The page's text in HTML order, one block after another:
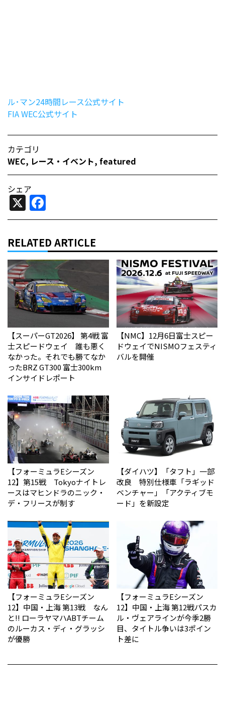
ル･マン24時間レース公式サイト
FIA WEC公式サイト
カテゴリ
WEC, レース・イベント, featured
シェア
X
RELATED ARTICLE
【スーパーGT2026】 第4戦 富
士スピードウェイ 誰も悪く
なかった。それでも勝てなか
った――BRZ GT300 富士300km
インサイドレポート
【NMC】12月6日富士スピー
ドウェイでNISMOフェスティ
バルを開催
【フォーミュラEシーズン
12】第15戦 Tokyoナイトレ
ースはマヒンドラのニック・
デ・フリースが制す
【ダイハツ】「タフト」一部
改良 特別仕様車「ラギッド
ベンチャー」「アクティブモ
ード」を新設定
【フォーミュラEシーズン
12】中国・上海 第13戦 なん
と!! ローラヤマハABTチーム
のルーカス・ディ・グラッシ
が優勝
【フォーミュラEシーズン
12】中国・上海 第12戦パスカ
ル・ヴェアラインが今季2勝
目、タイトル争いは3ポイン
ト差に